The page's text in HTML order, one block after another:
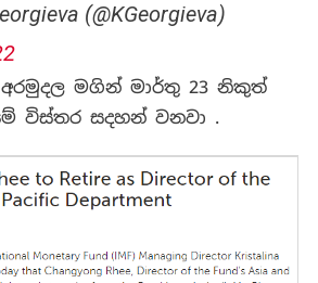
(@KGeorgieva)
මගින් මාර්තු 23 නිකුත්
විස්තර සදහන් වනවා .